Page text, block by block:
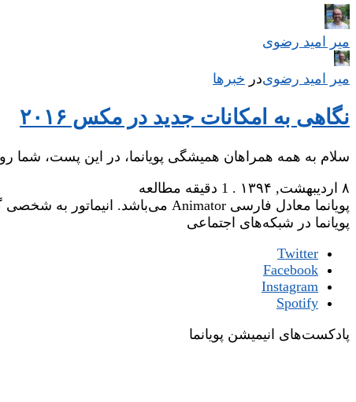
میر امید رضوی
میر امید رضویدر خبرها
نگاهی به امکانات جدید در مکس ۲۰۱۶
سلام به همه همراهان همیشگی پویانما، در این پست، شما
۸ اردیبهشت, ۱۳۹۴
. 1 دقیقه مطالعه
پویانما معادل فارسی Animator می‌باشد. انیماتور به شخصی گفته می‌شود که وظیفه‌ی جان‌بخشی یا زنده‌نگاری شخصیت‌های یک فیلم انیمیشن را عهده‌دار است.
پویانما در شبکه‌های اجتماعی
Twitter
Facebook
Instagram
Spotify
پادکست‌های انیمیشن پویانما